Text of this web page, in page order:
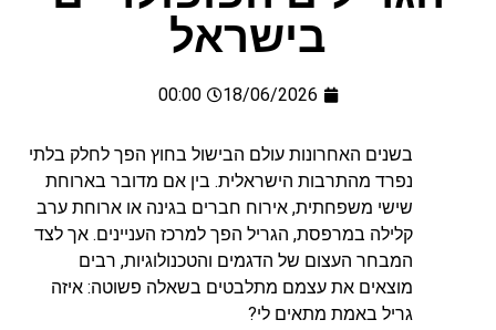
בישראל
18/06/2026
00:00
בשנים האחרונות עולם הבישול בחוץ הפך לחלק בלתי
נפרד מהתרבות הישראלית. בין אם מדובר בארוחת
שישי משפחתית, אירוח חברים בגינה או ארוחת ערב
קלילה במרפסת, הגריל הפך למרכז העניינים. אך לצד
המבחר העצום של הדגמים והטכנולוגיות, רבים
מוצאים את עצמם מתלבטים בשאלה פשוטה: איזה
גריל באמת מתאים לי?